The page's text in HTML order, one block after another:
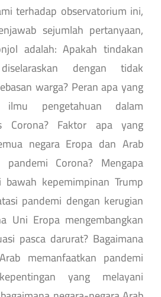
terhadap observatorium ini,
sejumlah pertanyaan,
adalah: Apakah tindakan
dengan tidak
warga? Peran apa yang
pengetahuan dalam
Corona? Faktor apa yang
negara Eropa dan Arab
Corona? Mengapa
kepemimpinan Trump
pandemi dengan kerugian
Uni Eropa mengembangkan
pasca darurat? Bagaimana
memanfaatkan pandemi
yang melayani